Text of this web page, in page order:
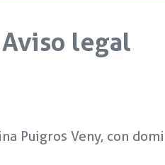
Aviso legal
Puigros Veny, con